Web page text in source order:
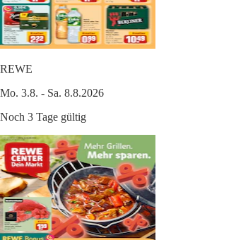
REWE
Mo. 3.8. - Sa. 8.8.2026
Noch 3 Tage gültig